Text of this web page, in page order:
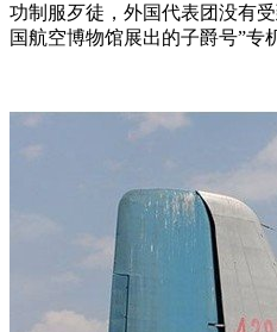
功制服歹徒，外国代表团没有
国航空博物馆展出的子爵号”专